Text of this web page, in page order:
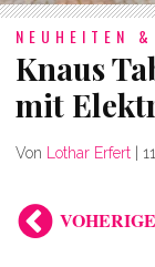
NEUHEITEN
Knaus
mit
Von Lothar Erfert